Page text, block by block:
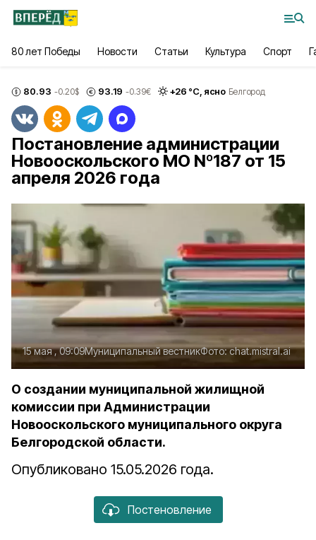
80 лет Победы Новости Статьи Культура Спорт
80.93 -0.20$ 93.19 -0.39€ +26 °С, ясно Белгород
Постановление администрации
Новооскольского МО Nº187 от 15
апреля 2026 года
15 мая , 09:09Муниципальный вестникФото:chat.mistral.ai
О создании муниципальной жилищной
комиссии при Администрации
Новооскольского муниципального округа
Белгородской области.
Опубликовано 15.05.2026 года.
Постеновление